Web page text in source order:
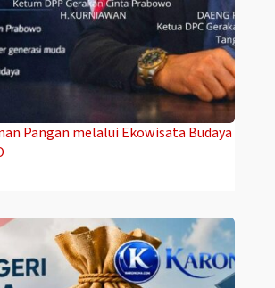
Pangan melalui Ekowisata Budaya